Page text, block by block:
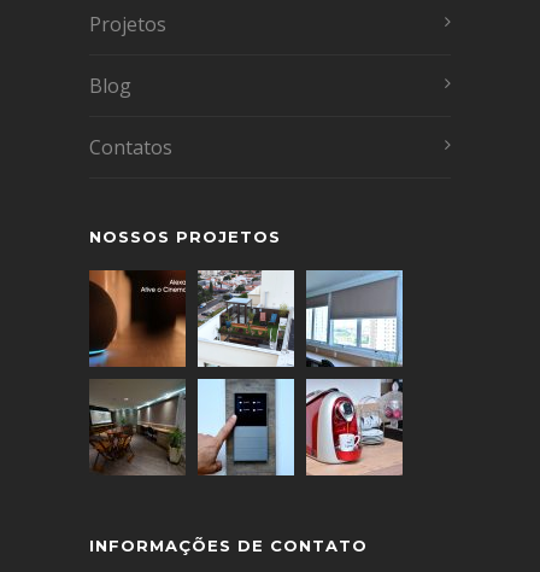
Projetos
Blog
Contatos
NOSSOS PROJETOS
INFORMAÇÕES DE CONTATO